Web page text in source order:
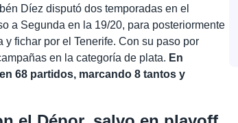
Díez disputó dos temporadas en el
a Segunda en la 19/20, para posteriormente
fichar por el Tenerife. Con su paso por
en la categoría de plata. En
68 partidos, marcando 8 tantos y